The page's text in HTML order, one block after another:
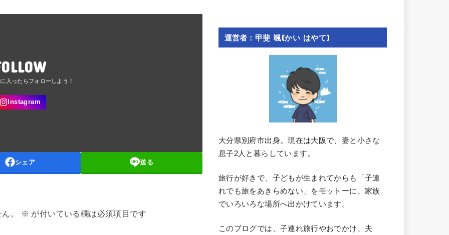
シェア 送る
。 ※ が付いている欄は必須項目です
運営者：甲斐 颯(かい はやて)
大分県別府市出身。現在は大阪で、妻と小さな
息子2人と暮らしています。
旅行が好きで、子どもが生まれてからも「子連
れでも旅をあきらめない」をモットーに、家族
でいろいろな場所へ出かけています。
このブログでは、子連れ旅行やおでかけ、夫